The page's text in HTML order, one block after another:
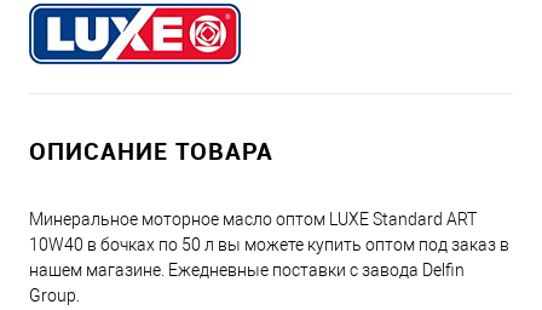
ОПИСАНИЕ ТОВАРА
Минеральное моторное масло оптом LUXE Standard ART
10W40 в бочках по 50 л вы можете купить оптом под заказ в
нашем магазине. Ежедневные поставки с завода Delfin
Group.